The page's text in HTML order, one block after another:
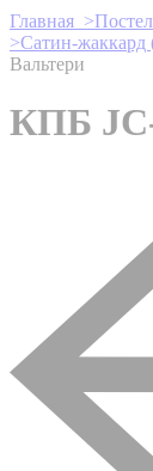
Главная >
>Сатин-жаккард
Вальтери
КПБ